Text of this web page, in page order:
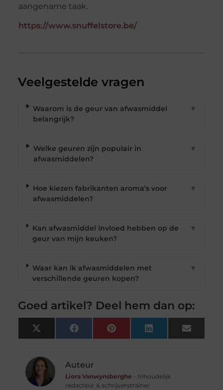
aangename taak.
https://www.snuffelstore.be/
Veelgestelde vragen
Waarom is de geur van afwasmiddel
belangrijk?
▼
Welke geuren zijn populair in
afwasmiddelen?
▼
Hoe kiezen fabrikanten aroma's voor
afwasmiddelen?
▼
Kan afwasmiddel invloed hebben op de
geur van mijn keuken?
▼
Waar kan ik afwasmiddelen met
verschillende geuren kopen?
▼
Goed artikel? Deel hem dan op:
X
(Twitter)
FacebookPinterest LinkedIn Email
Auteur
Liora Vanwynsberghe - Inhoudelijk
redacteur & schrijverstrainer